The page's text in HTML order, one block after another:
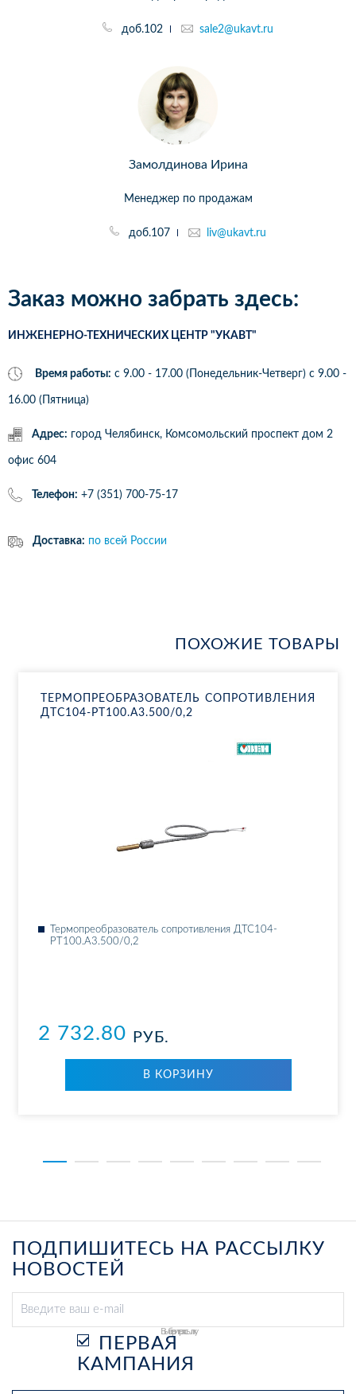
доб.102 sale2@ukavt.ru
Замолдинова Ирина
Менеджер по продажам
доб.107 liv@ukavt.ru
Заказ можно забрать здесь:
ИНЖЕНЕРНО-ТЕХНИЧЕСКИХ ЦЕНТР "УКАВТ"
Время работы: с 9.00 - 17.00 (Понедельник-Четверг) c 9.00 -
16.00 (Пятница)
Адрес: город Челябинск, Комсомольский проспект дом 2
офис 604
Телефон: +7 (351) 700-75-17
Доставка: по всей России
ПОХОЖИЕ ТОВАРЫ
ТЕР­МО­ПРЕ­ОБ­РА­ЗО­ВА­ТЕЛЬ СО­ПРО­ТИВ­ЛЕ­НИЯ
ДТ­С104-РТ100.А3.500/0,2
Тер­мо­пре­об­ра­зо­ва­тель со­про­тив­ле­ния ДТ­С104-
РТ100.А3.500/0,2
2 732.80 РУБ.
В КОР­ЗИ­НУ
ПОДПИШИТЕСЬ НА РАССЫЛКУ
НОВОСТЕЙ
Выберите рассылку
ПЕРВАЯ
КАМПАНИЯ